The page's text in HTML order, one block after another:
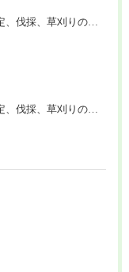
和歌山市、岩出市で剪定、伐採、草刈りの作業を頼むなら はなまる造園
四日市市、三重郡で剪定、伐採、草刈りの作業を頼むなら はなまる造園